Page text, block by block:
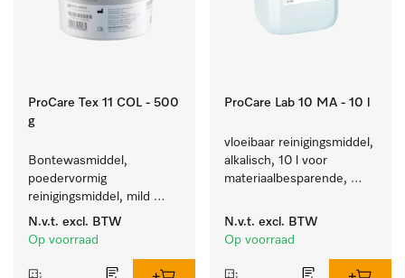
ProCare Tex 11 COL - 500
g
Bontewasmiddel,
poedervormig
reinigingsmiddel, mild
alkalisch, 500 kg voor
behoud van kleur en
was.
N.v.t. excl. BTW
Op voorraad
ProCare Lab 10 MA - 10 l
vloeibaar reinigingsmiddel,
alkalisch, 10 l voor
materiaalbesparende,
laboratoriumglasw. en -
gerei.
N.v.t. excl. BTW
Op voorraad